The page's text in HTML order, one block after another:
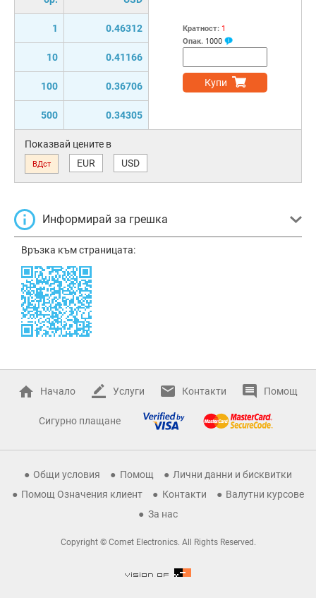
1 0.46312
10 0.41166
100 0.36706
500 0.34305
Кратност: 1
Опак. 1000
Купи
Показвай цените в
ВДст EUR USD
Информирай за грешка
Връзка към страницата:
Начало Услуги Контакти Помощ
Сигурно плащане
Общи условия Помощ
Лични данни и бисквитки
Помощ Означения клиент
Контакти
Валутни курсове
За нас
Copyright © Comet Electronics. All Rights Reserved.